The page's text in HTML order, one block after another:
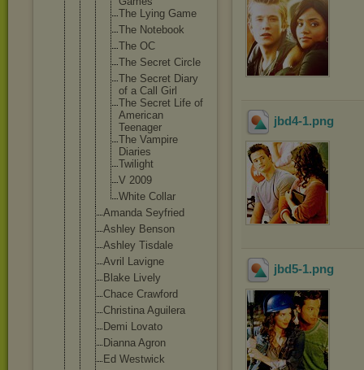
The Lying Game
The Notebook
The OC
The Secret Circle
The Secret Diary
of a Call Girl
The Secret Life of
American
Teenager
The Vampire
Diaries
Twilight
V 2009
White Collar
Amanda Seyfried
Ashley Benson
Ashley Tisdale
Avril Lavigne
Blake Lively
Chace Crawford
Christina Aguilera
Demi Lovato
Dianna Agron
Ed Westwick
jbd4-1.png
jbd5-1.png